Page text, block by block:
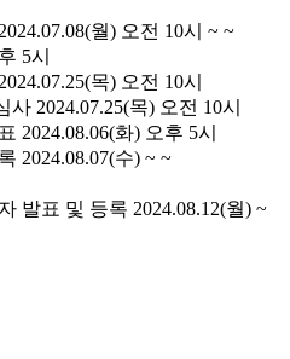
2024.07.08(월) 오전 10시 ~ ~
5시
2024.07.25(목) 오전 10시
사 2024.07.25(목) 오전 10시
2024.08.06(화) 오후 5시
2024.08.07(수) ~ ~
발표 및 등록 2024.08.12(월) ~